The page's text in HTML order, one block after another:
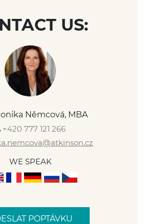
US:
Němcová, MBA
+420 777 121 266
POPTÁVKU